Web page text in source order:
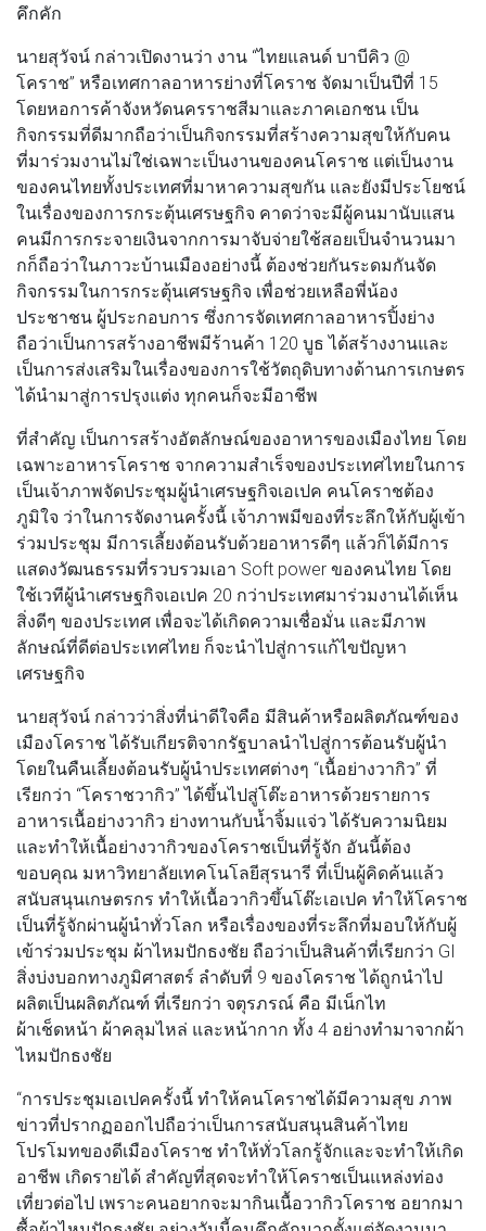
คึกคัก
นายสุวัจน์ กล่าวเปิดงานว่า งาน “ไทยแลนด์ บาบีคิว @
โคราช” หรือเทศกาลอาหารย่างที่โคราช จัดมาเป็นปีที่ 15
โดยหอการค้าจังหวัดนครราชสีมาและภาคเอกชน เป็น
กิจกรรมที่ดีมากถือว่าเป็นกิจกรรมที่สร้างความสุขให้กับคน
ที่มาร่วมงานไม่ใช่เฉพาะเป็นงานของคนโคราช แต่เป็นงาน
ของคนไทยทั้งประเทศที่มาหาความสุขกัน และยังมีประโยชน์
ในเรื่องของการกระตุ้นเศรษฐกิจ คาดว่าจะมีผู้คนมานับแสน
คนมีการกระจายเงินจากการมาจับจ่ายใช้สอยเป็นจํานวนมา
กก็ถือว่าในภาวะบ้านเมืองอย่างนี้ ต้องช่วยกันระดมกันจัด
กิจกรรมในการกระตุ้นเศรษฐกิจ เพื่อช่วยเหลือพี่น้อง
ประชาชน ผู้ประกอบการ ซึ่งการจัดเทศกาลอาหารปิ้งย่าง
ถือว่าเป็นการสร้างอาชีพมีร้านค้า 120 บูธ ได้สร้างงานและ
เป็นการส่งเสริมในเรื่องของการใช้วัตถุดิบทางด้านการเกษตร
ได้นํามาสู่การปรุงแต่ง ทุกคนก็จะมีอาชีพ
ที่สำคัญ เป็นการสร้างอัตลักษณ์ของอาหารของเมืองไทย โดย
เฉพาะอาหารโคราช จากความสําเร็จของประเทศไทยในการ
เป็นเจ้าภาพจัดประชุมผู้นําเศรษฐกิจเอเปค คนโคราชต้อง
ภูมิใจ ว่าในการจัดงานครั้งนี้ เจ้าภาพมีของที่ระลึกให้กับผู้เข้า
ร่วมประชุม มีการเลี้ยงต้อนรับด้วยอาหารดีๆ แล้วก็ได้มีการ
แสดงวัฒนธรรมที่รวบรวมเอา Soft power ของคนไทย โดย
ใช้เวทีผู้นําเศรษฐกิจเอเปค 20 กว่าประเทศมาร่วมงานได้เห็น
สิ่งดีๆ ของประเทศ เพื่อจะได้เกิดความเชื่อมั่น และมีภาพ
ลักษณ์ที่ดีต่อประเทศไทย ก็จะนําไปสู่การแก้ไขปัญหา
เศรษฐกิจ
นายสุวัจน์ กล่าวว่าสิ่งที่น่าดีใจคือ มีสินค้าหรือผลิตภัณฑ์ของ
เมืองโคราช ได้รับเกียรติจากรัฐบาลนําไปสู่การต้อนรับผู้นํา
โดยในคืนเลี้ยงต้อนรับผู้นําประเทศต่างๆ “เนื้อย่างวากิว” ที่
เรียกว่า “โคราชวากิว” ได้ขึ้นไปสู่โต๊ะอาหารด้วยรายการ
อาหารเนื้อย่างวากิว ย่างทานกับน้ำจิ้มแจ่ว ได้รับความนิยม
และทําให้เนื้อย่างวากิวของโคราชเป็นที่รู้จัก อันนี้ต้อง
ขอบคุณ มหาวิทยาลัยเทคโนโลยีสุรนารี ที่เป็นผู้คิดค้นแล้ว
สนับสนุนเกษตรกร ทำให้เนื้อวากิวขึ้นโต๊ะเอเปค ทําให้โคราช
เป็นที่รู้จักผ่านผู้นําทั่วโลก หรือเรื่องของที่ระลึกที่มอบให้กับผู้
เข้าร่วมประชุม ผ้าไหมปักธงชัย ถือว่าเป็นสินค้าที่เรียกว่า GI
สิ่งบ่งบอกทางภูมิศาสตร์ ลําดับที่ 9 ของโคราช ได้ถูกนําไป
ผลิตเป็นผลิตภัณฑ์ ที่เรียกว่า จตุรภรณ์ คือ มีเน็กไท
ผ้าเช็ดหน้า ผ้าคลุมไหล่ และหน้ากาก ทั้ง 4 อย่างทำมาจากผ้า
ไหมปักธงชัย
“การประชุมเอเปคครั้งนี้ ทำให้คนโคราชได้มีความสุข ภาพ
ข่าวที่ปรากฏออกไปถือว่าเป็นการสนับสนุนสินค้าไทย
โปรโมทของดีเมืองโคราช ทําให้ทั่วโลกรู้จักและจะทําให้เกิด
อาชีพ เกิดรายได้ สําคัญที่สุดจะทําให้โคราชเป็นแหล่งท่อง
เที่ยวต่อไป เพราะคนอยากจะมากินเนื้อวากิวโคราช อยากมา